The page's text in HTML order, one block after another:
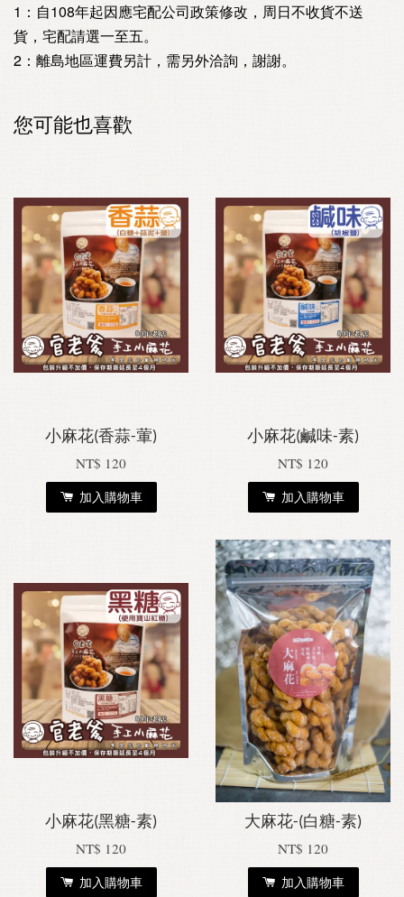
1：自108年起因應宅配公司政策修改，周日不收貨不送
貨，宅配請選一至五。
2：離島地區運費另計，需另外洽詢，謝謝。
您可能也喜歡
小麻花(香蒜-葷)
NT$ 120
加入購物車
小麻花(鹹味-素)
NT$ 120
加入購物車
小麻花(黑糖-素)
NT$ 120
加入購物車
大麻花-(白糖-素)
NT$ 120
加入購物車